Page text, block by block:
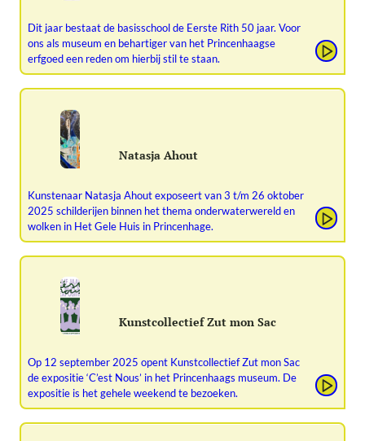
Dit jaar bestaat de basisschool de Eerste Rith 50 jaar. Voor
ons als museum en behartiger van het Princenhaagse
erfgoed een reden om hierbij stil te staan.
Natasja Ahout
Kunstenaar Natasja Ahout exposeert van 3 t/m 26 oktober
2025 schilderijen binnen het thema onderwaterwereld en
wolken in Het Gele Huis in Princenhage.
Kunstcollectief Zut mon Sac
Op 12 september 2025 opent Kunstcollectief Zut mon Sac
de expositie ‘C’est Nous’ in het Princenhaags museum. De
expositie is het gehele weekend te bezoeken.